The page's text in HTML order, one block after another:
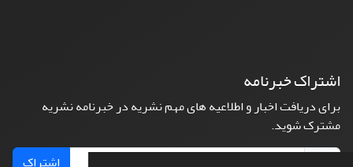
اشتراک خبرنامه
برای دریافت اخبار و اطلاعیه های مهم نشریه در خبرنامه نشریه
مشترک شوید.
اشتراک